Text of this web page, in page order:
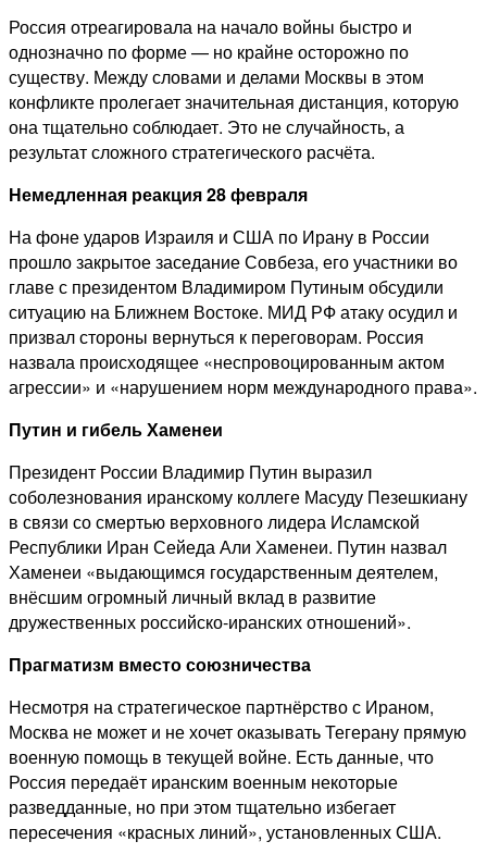
России
на
войну
в
Иране
Россия отреагировала на начало войны быстро и
однозначно по форме — но крайне осторожно по
существу. Между словами и делами Москвы в этом
конфликте пролегает значительная дистанция, которую
она тщательно соблюдает. Это не случайность, а
результат сложного стратегического расчёта.
Немедленная реакция 28 февраля
На фоне ударов Израиля и США по Ирану в России
прошло закрытое заседание Совбеза, его участники во
главе с президентом Владимиром Путиным обсудили
ситуацию на Ближнем Востоке. МИД РФ атаку осудил и
призвал стороны вернуться к переговорам. Россия
назвала происходящее «неспровоцированным актом
агрессии» и «нарушением норм международного права».
Путин и гибель Хаменеи
Президент России Владимир Путин выразил
соболезнования иранскому коллеге Масуду Пезешкиану
в связи со смертью верховного лидера Исламской
Республики Иран Сейеда Али Хаменеи. Путин назвал
Хаменеи «выдающимся государственным деятелем,
внёсшим огромный личный вклад в развитие
дружественных российско-иранских отношений».
Прагматизм вместо союзничества
Несмотря на стратегическое партнёрство с Ираном,
Москва не может и не хочет оказывать Тегерану прямую
военную помощь в текущей войне. Есть данные, что
Россия передаёт иранским военным некоторые
разведданные, но при этом тщательно избегает
пересечения «красных линий», установленных США.